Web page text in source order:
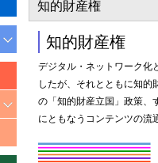
知的財産権
知的財産権
デジタル・ネットワーク化
したが、それとともに知的
の「知的財産立国」政策、
にともなうコンテンツの流